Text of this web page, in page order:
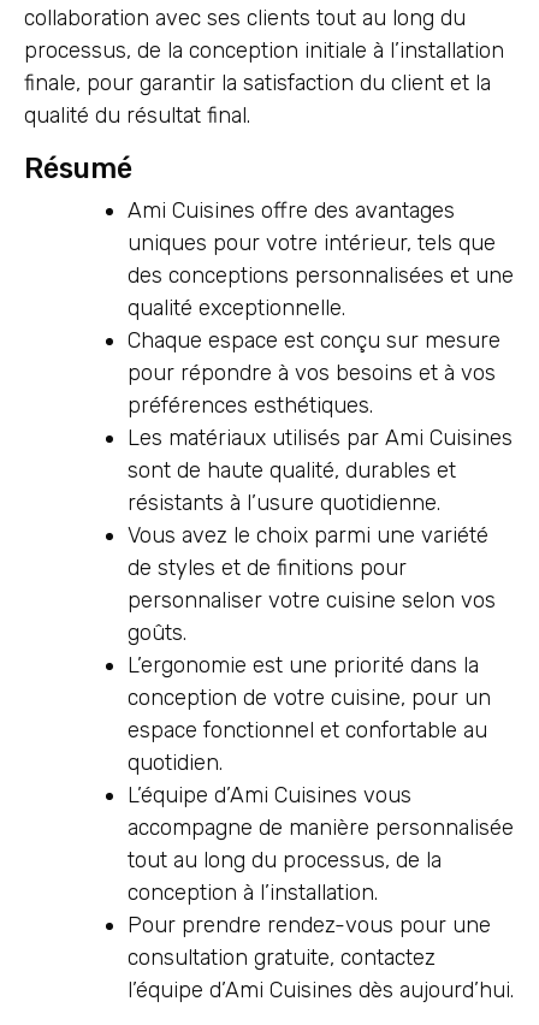
collaboration avec ses clients tout au long du
processus, de la conception initiale à l’installation
finale, pour garantir la satisfaction du client et la
qualité du résultat final.
Résumé
Ami Cuisines offre des avantages
uniques pour votre intérieur, tels que
des conceptions personnalisées et une
qualité exceptionnelle.
Chaque espace est conçu sur mesure
pour répondre à vos besoins et à vos
préférences esthétiques.
Les matériaux utilisés par Ami Cuisines
sont de haute qualité, durables et
résistants à l’usure quotidienne.
Vous avez le choix parmi une variété
de styles et de finitions pour
personnaliser votre cuisine selon vos
goûts.
L’ergonomie est une priorité dans la
conception de votre cuisine, pour un
espace fonctionnel et confortable au
quotidien.
L’équipe d’Ami Cuisines vous
accompagne de manière personnalisée
tout au long du processus, de la
conception à l’installation.
Pour prendre rendez-vous pour une
consultation gratuite, contactez
l’équipe d’Ami Cuisines dès aujourd’hui.